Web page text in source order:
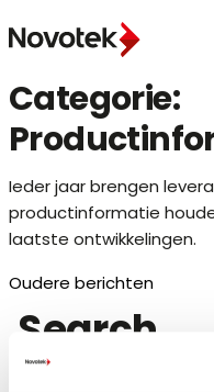
Categorie:
Ieder jaar brengen
productinformatie
laatste ontwikkelingen.
Oudere berichten
Search